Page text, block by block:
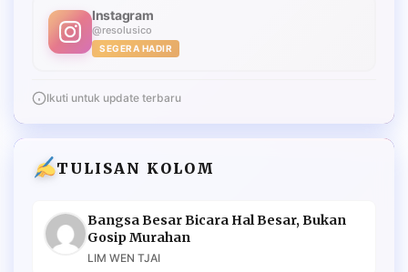
Instagram
@resolusico
SEGERA HADIR
Ikuti untuk update terbaru
TULISAN KOLOM
Bangsa Besar Bicara Hal Besar, Bukan
Gosip Murahan
LIM WEN TJAI